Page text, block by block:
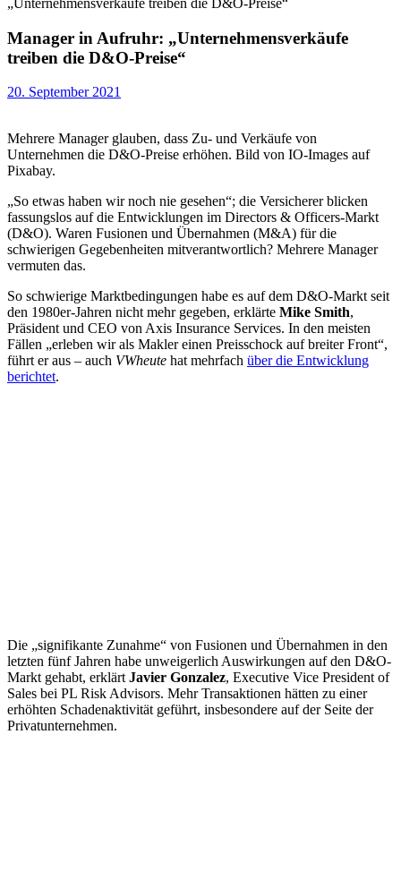
„Unternehmensverkäufe treiben die D&O-Preise“
Manager in Aufruhr: „Unternehmensverkäufe
treiben die D&O-Preise“
20. September 2021
Mehrere Manager glauben, dass Zu- und Verkäufe von
Unternehmen die D&O-Preise erhöhen. Bild von IO-Images auf
Pixabay.
„So etwas haben wir noch nie gesehen“; die Versicherer blicken
fassungslos auf die Entwicklungen im Directors & Officers-Markt
(D&O). Waren Fusionen und Übernahmen (M&A) für die
schwierigen Gegebenheiten mitverantwortlich? Mehrere Manager
vermuten das.
So schwierige Marktbedingungen habe es auf dem D&O-Markt seit
den 1980er-Jahren nicht mehr gegeben, erklärte Mike Smith,
Präsident und CEO von Axis Insurance Services. In den meisten
Fällen „erleben wir als Makler einen Preisschock auf breiter Front“,
führt er aus – auch VWheute hat mehrfach über die Entwicklung
berichtet.
Die „signifikante Zunahme“ von Fusionen und Übernahmen in den
letzten fünf Jahren habe unweigerlich Auswirkungen auf den D&O-
Markt gehabt, erklärtJavier Gonzalez, Executive Vice President of
Sales bei PL Risk Advisors. Mehr Transaktionen hätten zu einer
erhöhten Schadenaktivität geführt, insbesondere auf der Seite der
Privatunternehmen.